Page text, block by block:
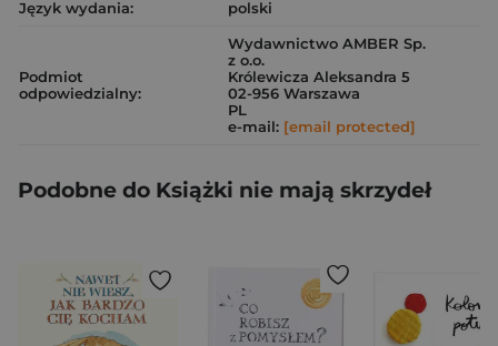
Język wydania: polski
Podmiot
odpowiedzialny:
Wydawnictwo AMBER Sp.
z o.o.
Królewicza Aleksandra 5
02-956 Warszawa
PL
e-mail: [email protected]
Podobne do Książki nie mają skrzydeł